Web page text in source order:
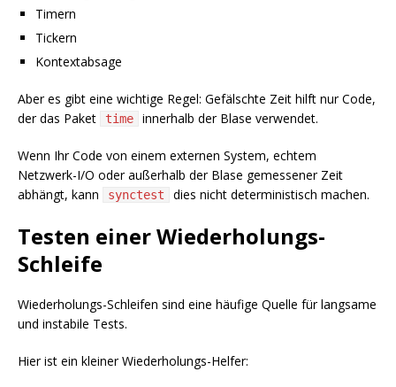
Timern
Tickern
Kontextabsage
Aber es gibt eine wichtige Regel: Gefälschte Zeit hilft nur Code,
der das Paket
time innerhalb der Blase verwendet.
Wenn Ihr Code von einem externen System, echtem
Netzwerk-I/O oder außerhalb der Blase gemessener Zeit
abhängt, kann
synctest dies nicht deterministisch machen.
Testen einer Wiederholungs-
Schleife
Wiederholungs-Schleifen sind eine häufige Quelle für langsame
und instabile Tests.
Hier ist ein kleiner Wiederholungs-Helfer: